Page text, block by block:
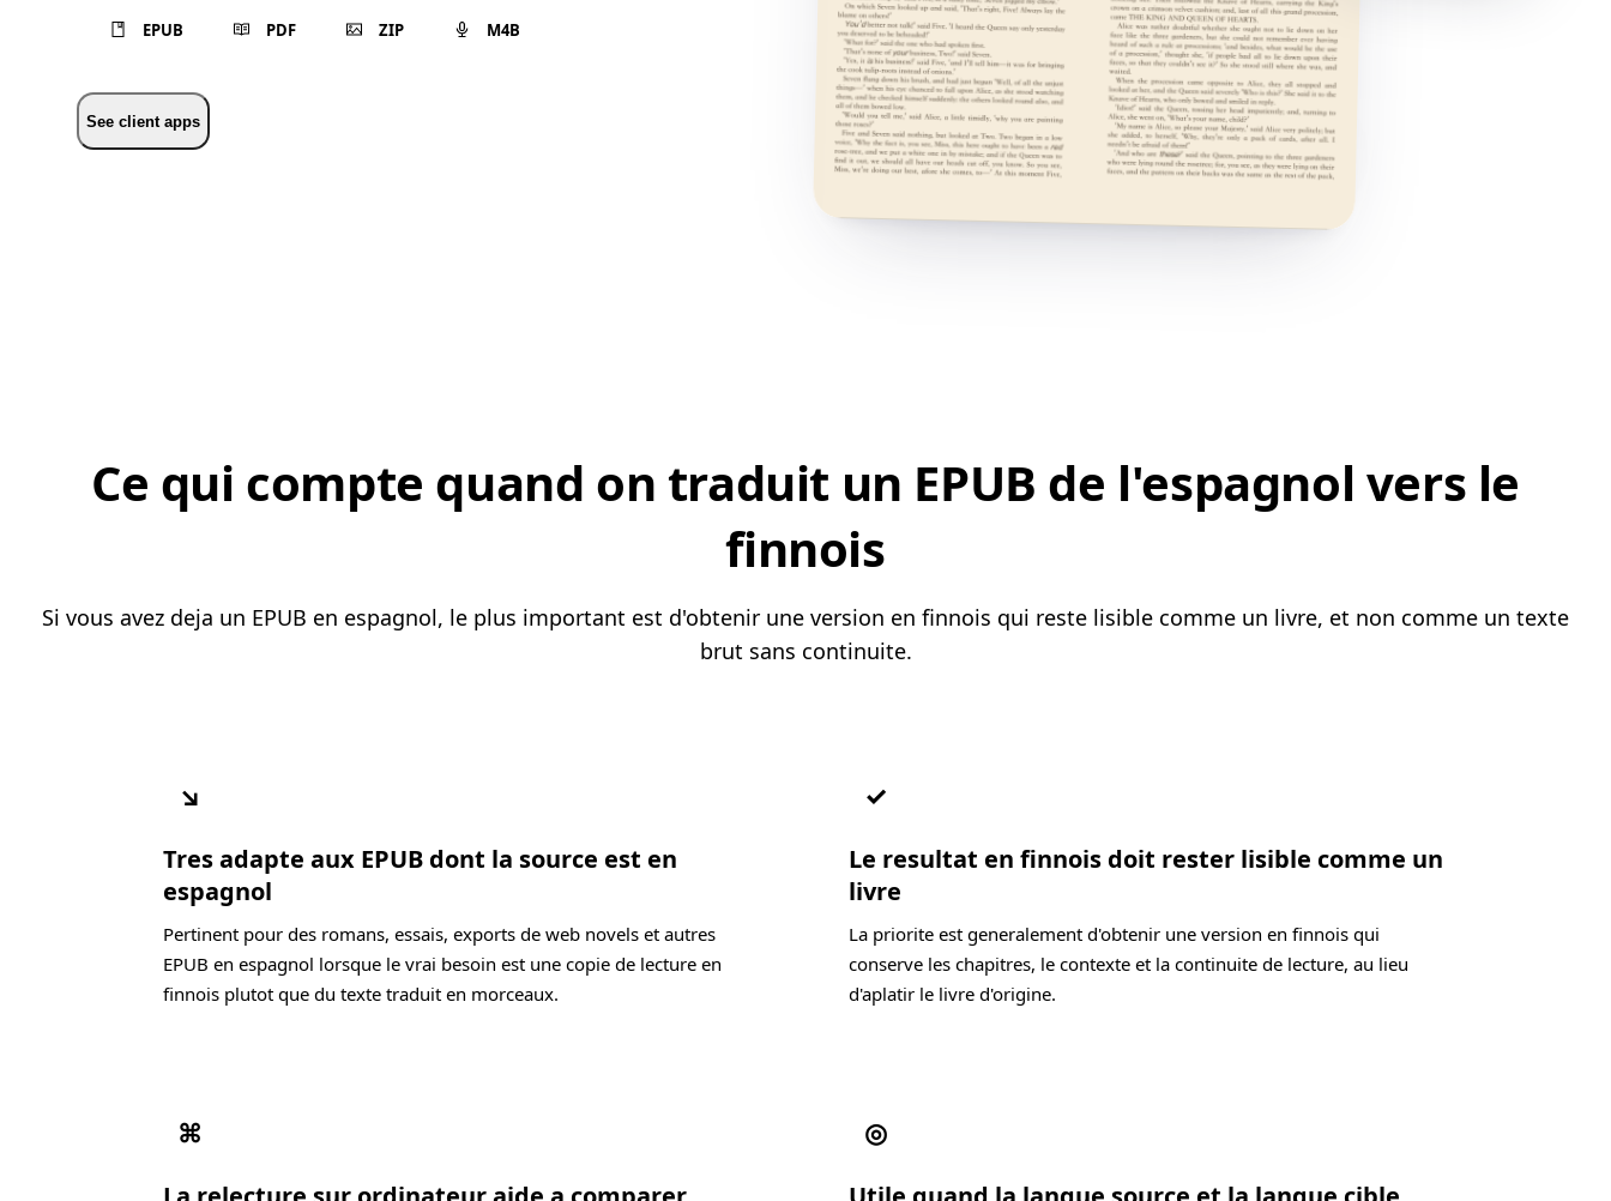
EPUB PDF ZIP M4B
See client apps
Ce qui compte quand on traduit un EPUB de l'espagnol vers le
finnois
Si vous avez deja un EPUB en espagnol, le plus important est d'obtenir une version en finnois qui reste lisible comme un livre, et non comme un texte
brut sans continuite.
↘
Tres adapte aux EPUB dont la source est en
espagnol
Pertinent pour des romans, essais, exports de web novels et autres
EPUB en espagnol lorsque le vrai besoin est une copie de lecture en
finnois plutot que du texte traduit en morceaux.
✓
Le resultat en finnois doit rester lisible comme un
livre
La priorite est generalement d'obtenir une version en finnois qui
conserve les chapitres, le contexte et la continuite de lecture, au lieu
d'aplatir le livre d'origine.
⌘ ◎